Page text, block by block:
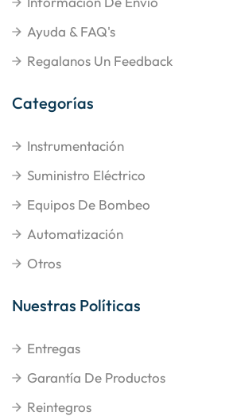
Ayuda & FAQ's
Regalanos Un Feedback
Categorías
Instrumentación
Suministro Eléctrico
Equipos De Bombeo
Automatización
Otros
Nuestras Políticas
Entregas
Garantía De Productos
Reintegros